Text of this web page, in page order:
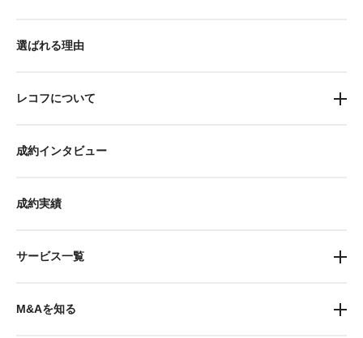
選ばれる理由
レコフについて
成約インタビュー
成約実績
サービス一覧
M&Aを知る